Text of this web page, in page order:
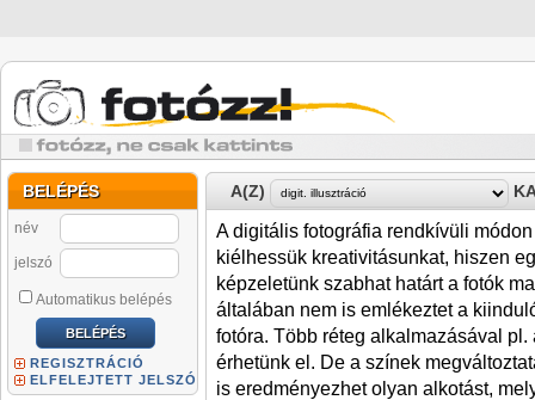
BELÉPÉS
név
jelszó
Automatikus belépés
REGISZTRÁCIÓ
ELFELEJTETT JELSZÓ
A(Z)
A digitális fotográfia rendkívüli
kiélhessük kreativitásunkat, hiszen
képzeletünk szabhat határt a fotók
általában nem is emlékeztet a
fotóra. Több réteg alkalmazásával
érhetünk el. De a színek
is eredményezhet olyan alkotást,